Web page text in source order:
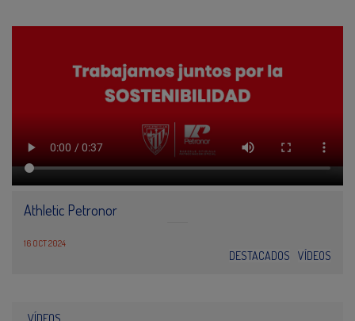
Athletic Petronor
16 OCT 2024
DESTACADOS VÍDEOS